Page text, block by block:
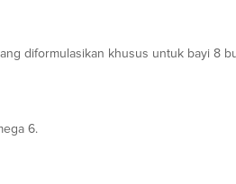
diformulasikan khusus untuk bayi 8
6.